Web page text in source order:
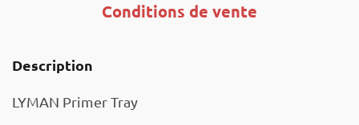
Conditions de vente
Description
LYMAN Primer Tray